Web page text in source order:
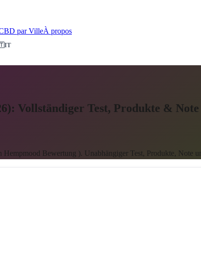
par VilleÀ propos
IT
Vollständiger Test, Produkte & Note
Hempmood Bewertung ). Unabhängiger Test, Produkte, Note